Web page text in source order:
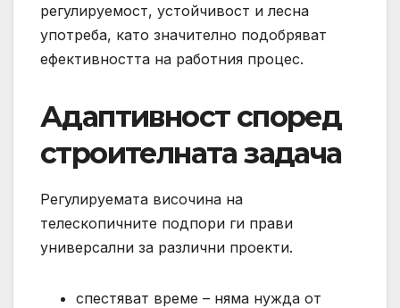
регулируемост, устойчивост и лесна
употреба, като значително подобряват
ефективността на работния процес.
Адаптивност според
строителната задача
Регулируемата височина на
телескопичните подпори ги прави
универсални за различни проекти.
спестяват време – няма нужда от